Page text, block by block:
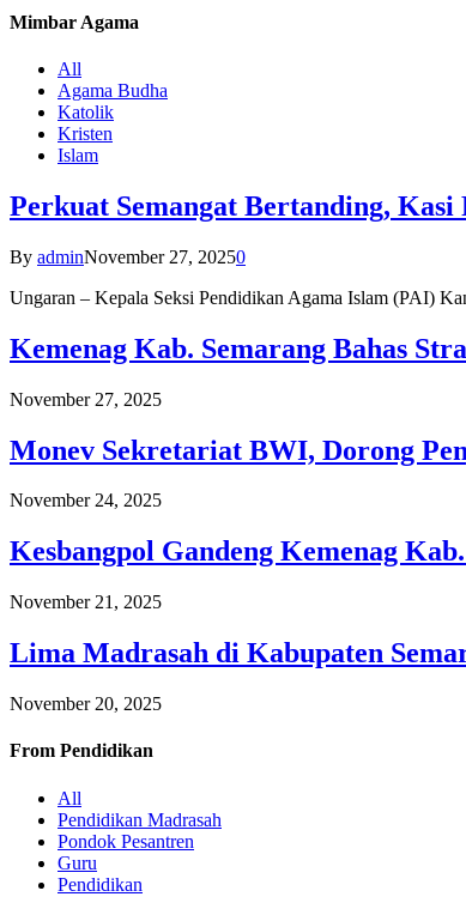
Mimbar Agama
All
Agama Budha
Katolik
Kristen
Islam
Perkuat Semangat Bertanding,
By adminNovember 27, 20250
Ungaran – Kepala Seksi Pendidikan Agama Islam (PAI)
Kemenag Kab. Semarang Bahas
November 27, 2025
Monev Sekretariat BWI, Dorong
November 24, 2025
Kesbangpol Gandeng Kemenag
November 21, 2025
Lima Madrasah di Kabupaten
November 20, 2025
From Pendidikan
All
Pendidikan Madrasah
Pondok Pesantren
Guru
Pendidikan